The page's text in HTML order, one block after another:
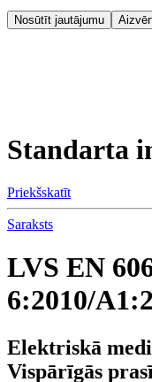
Nosūtīt jautājumu
Standarta
Priekšskatīt
Saraksts
LVS EN
6:2010/
Elektriskā
Vispārīgās